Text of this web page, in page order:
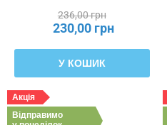
236,00 грн
230,00 грн
У КОШИК
Акція
Відправимо